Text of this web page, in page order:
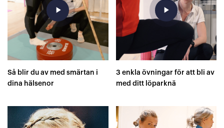
play_arrow
Så blir du av med smärtan i
dina hälsenor
play_arrow
3 enkla övningar för att bli av
med ditt löparknä